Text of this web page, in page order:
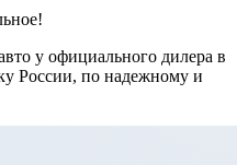
у официального дилера в
России, по надежному и